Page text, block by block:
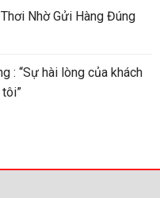
Nhờ Gửi Hàng Đúng
: “Sự hài lòng của khách